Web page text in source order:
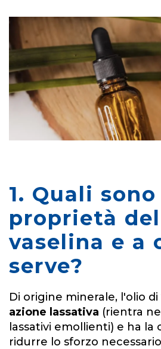
1. Quali
proprietà
vaselina e a
serve?
Di origine minerale, l'olio di
azione lassativa (rientra
lassativi emollienti) e ha la
ridurre lo sforzo necessario